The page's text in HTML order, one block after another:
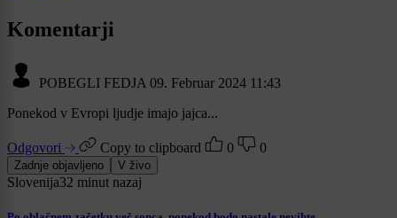
Komentarji
POBEGLI FEDJA 09. Februar 2024 11:43
Ponekod v Evropi ljudje imajo jajca...
Odgovori Copy to clipboard 0 0
Zadnje objavljeno V živo
Slovenija32 minut nazaj